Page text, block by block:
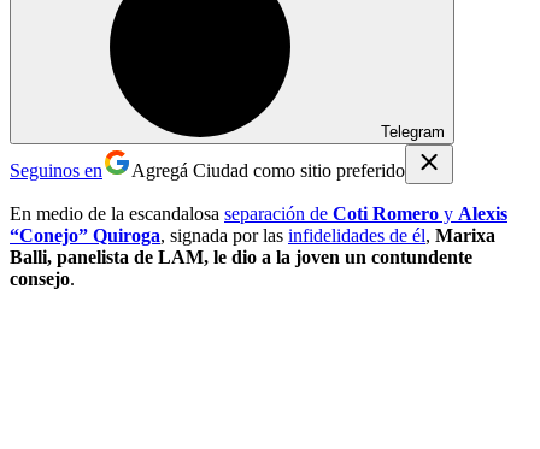
Telegram
Seguinos en Agregá Ciudad como sitio preferido
En medio de la escandalosa separación de Coti Romero y Alexis
“Conejo” Quiroga, signada por las infidelidades de él, Marixa
Balli, panelista de LAM, le dio a la joven un contundente
consejo.